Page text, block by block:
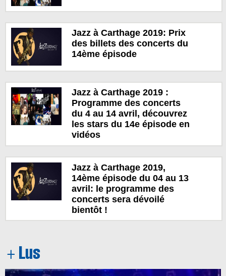
Jazz à Carthage 2019: Prix
des billets des concerts du
14ème épisode
Jazz à Carthage 2019 :
Programme des concerts
du 4 au 14 avril, découvrez
les stars du 14e épisode en
vidéos
Jazz à Carthage 2019,
14ème épisode du 04 au 13
avril: le programme des
concerts sera dévoilé
bientôt !